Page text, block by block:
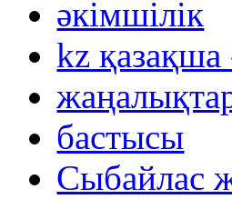
әкімшілік
kz
бастысы
Сыбайлас